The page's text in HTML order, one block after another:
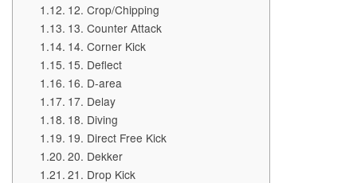
12. Crop/Chipping
13. Counter Attack
14. Corner Kick
15. Deflect
16. D-area
17. Delay
18. Diving
19. Direct Free Kick
20. Dekker
21. Drop Kick